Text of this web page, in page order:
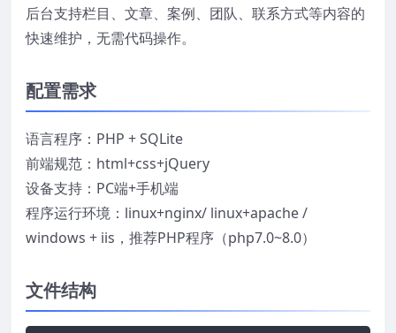
后台支持栏目、文章、案例、团队、联系方式等内容的
快速维护，无需代码操作。
配置需求
语言程序：PHP + SQLite
前端规范：html+css+jQuery
设备支持：PC端+手机端
程序运行环境：linux+nginx/ linux+apache /
windows + iis，推荐PHP程序（php7.0~8.0）
文件结构